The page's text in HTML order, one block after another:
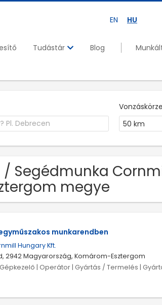
EN HU
Tudástár Blog
50 km
/ Segédmunka
megye
munkarendben
Hungary Kft.
2942 Magyarország, Komárom-Esztergom
| Operátor | Gyártás / Termelés |